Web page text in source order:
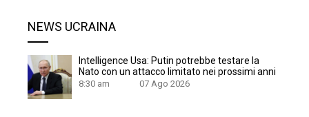
NEWS UCRAINA
Intelligence Usa: Putin potrebbe testare la
Nato con un attacco limitato nei prossimi anni
8:30 am 07 Ago 2026